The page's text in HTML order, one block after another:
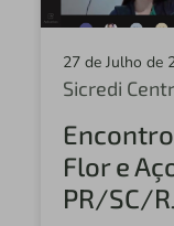
27 de Julho de
Sicredi
Flor e
PR/SC/